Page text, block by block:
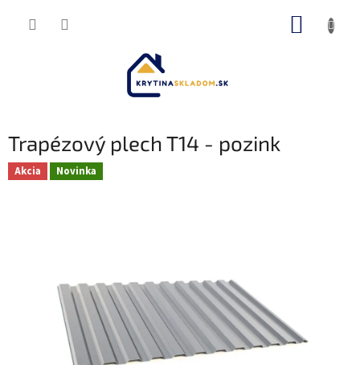
Trapézový plech T14 - pozink
Akcia Novinka